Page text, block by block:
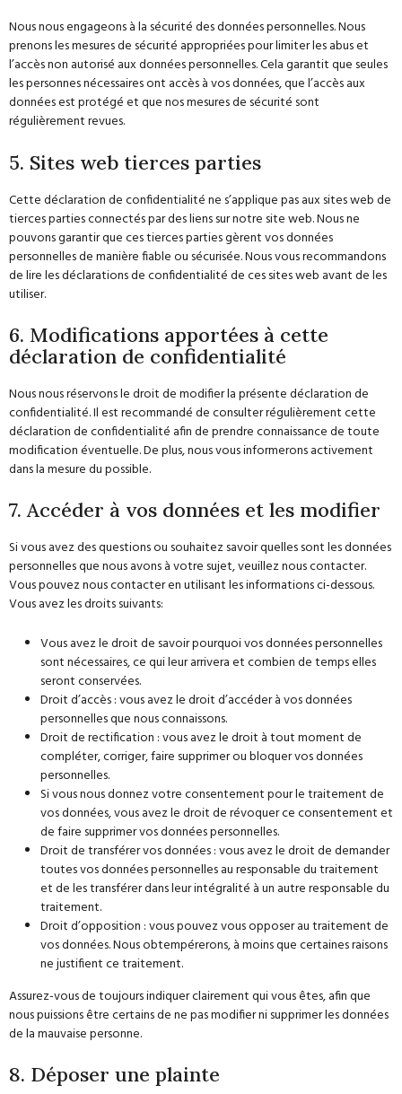
Nous nous engageons à la sécurité des données personnelles. Nous
prenons les mesures de sécurité appropriées pour limiter les abus et
l’accès non autorisé aux données personnelles. Cela garantit que seules
les personnes nécessaires ont accès à vos données, que l’accès aux
données est protégé et que nos mesures de sécurité sont
régulièrement revues.
5. Sites web tierces parties
Cette déclaration de confidentialité ne s’applique pas aux sites web de
tierces parties connectés par des liens sur notre site web. Nous ne
pouvons garantir que ces tierces parties gèrent vos données
personnelles de manière fiable ou sécurisée. Nous vous recommandons
de lire les déclarations de confidentialité de ces sites web avant de les
utiliser.
6. Modifications apportées à cette
déclaration de confidentialité
Nous nous réservons le droit de modifier la présente déclaration de
confidentialité. Il est recommandé de consulter régulièrement cette
déclaration de confidentialité afin de prendre connaissance de toute
modification éventuelle. De plus, nous vous informerons activement
dans la mesure du possible.
7. Accéder à vos données et les modifier
Si vous avez des questions ou souhaitez savoir quelles sont les données
personnelles que nous avons à votre sujet, veuillez nous contacter.
Vous pouvez nous contacter en utilisant les informations ci-dessous.
Vous avez les droits suivants:
Vous avez le droit de savoir pourquoi vos données personnelles
sont nécessaires, ce qui leur arrivera et combien de temps elles
seront conservées.
Droit d’accès : vous avez le droit d’accéder à vos données
personnelles que nous connaissons.
Droit de rectification : vous avez le droit à tout moment de
compléter, corriger, faire supprimer ou bloquer vos données
personnelles.
Si vous nous donnez votre consentement pour le traitement de
vos données, vous avez le droit de révoquer ce consentement et
de faire supprimer vos données personnelles.
Droit de transférer vos données : vous avez le droit de demander
toutes vos données personnelles au responsable du traitement
et de les transférer dans leur intégralité à un autre responsable du
traitement.
Droit d’opposition : vous pouvez vous opposer au traitement de
vos données. Nous obtempérerons, à moins que certaines raisons
ne justifient ce traitement.
Assurez-vous de toujours indiquer clairement qui vous êtes, afin que
nous puissions être certains de ne pas modifier ni supprimer les données
de la mauvaise personne.
8. Déposer une plainte